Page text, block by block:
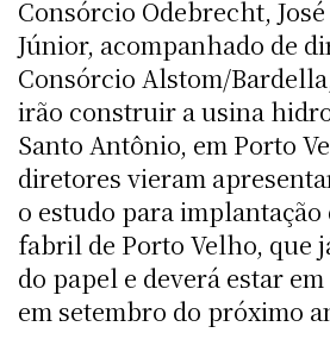
Consórcio Odebrecht,
Júnior, acompanhado de
Consórcio Alstom/
irão construir a usina
Santo Antônio, em Porto
diretores vieram
o estudo para implantação
fabril de Porto Velho, que
do papel e deverá estar
em setembro do próximo